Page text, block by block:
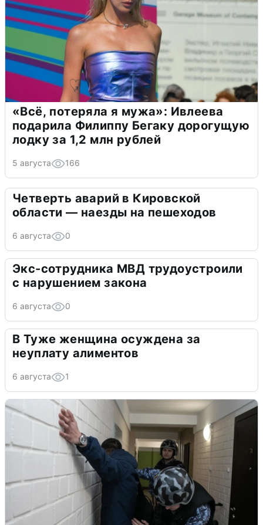
«Всё, потеряла я мужа»: Ивлеева
подарила Филиппу Бегаку дорогущую
лодку за 1,2 млн рублей
5 августа 166
Четверть аварий в Кировской
области — наезды на пешеходов
6 августа 0
Экс-сотрудника МВД трудоустроили
с нарушением закона
6 августа 0
В Туже женщина осуждена за
неуплату алиментов
6 августа 1